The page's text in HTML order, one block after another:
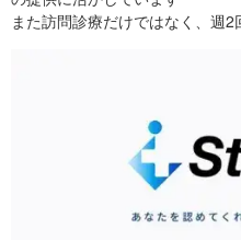
また訪問診療だけではなく、週